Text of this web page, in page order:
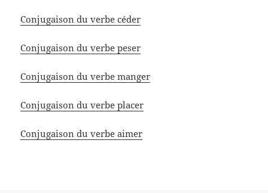
Conjugaison du verbe céder
Conjugaison du verbe peser
Conjugaison du verbe manger
Conjugaison du verbe placer
Conjugaison du verbe aimer